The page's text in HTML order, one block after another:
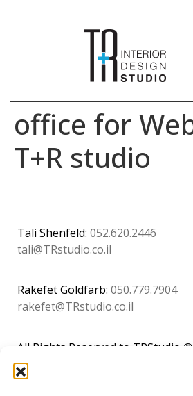
office for
T+R studio
Tali Shenfeld: 052.620.2446
tali@TRstudio.co.il
Rakefet Goldfarb: 050.779.7904
rakefet@TRstudio.co.il
© All Rights Reserved to TRStudio
Site: